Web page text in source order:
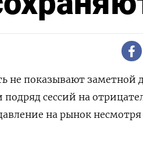
не показывают заметной
сессий на
на рынок